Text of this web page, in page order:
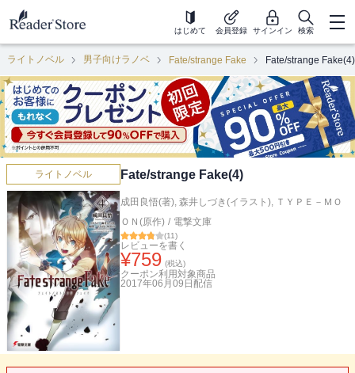
はじめて 会員登録 サインイン 検索
ライトノベル 男子向けラノベ Fate/strange Fake Fate/strange Fake(4)
ライトノベル Fate/strange Fake(4)
成田良悟(著), 森井しづき(イラスト), ＴＹＰＥ－ＭＯ
ＯＮ(原作) / 電撃文庫
(11)
レビューを書く
¥759 (税込)
クーポン利用対象商品
2017年06月09日 配信